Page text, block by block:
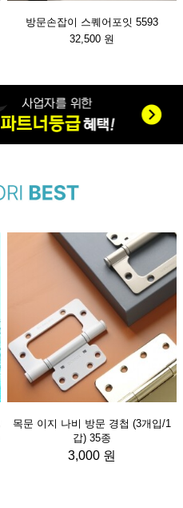
방문손잡이 스퀘어포잇 5593
32,500 원
목문 이지 나비 방문 경첩 (3개입/1
갑) 35종
3,000 원